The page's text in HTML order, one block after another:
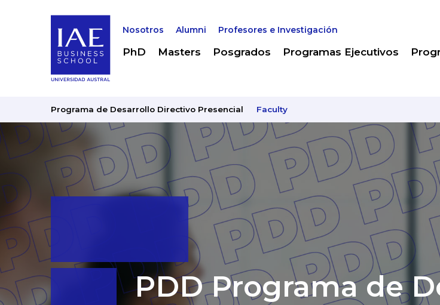
Nosotros Alumni Profesores e Investigación
PhD Masters Posgrados Programas Ejecutivos
Programa de Desarrollo Directivo Presencial Faculty
PDDPrograma de